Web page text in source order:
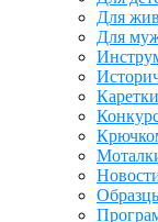
Для
Для